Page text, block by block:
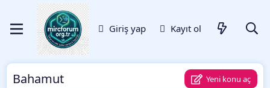
Giriş yap Kayıt ol
Bahamut Yeni konu aç